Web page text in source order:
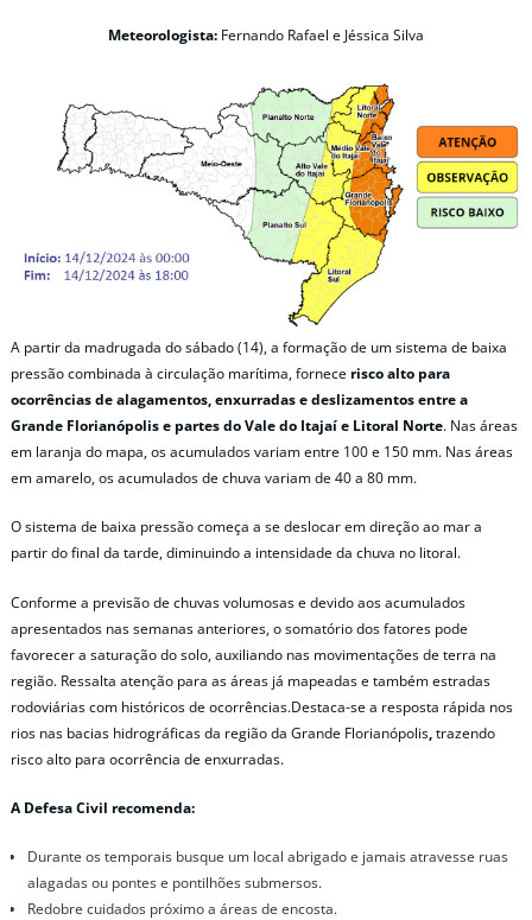
Meteorologista: Fernando Rafael e Jéssica Silva
A partir da madrugada do sábado (14), a formação de um sistema de baixa
pressão combinada à circulação marítima, fornece risco alto para
ocorrências de alagamentos, enxurradas e deslizamentos entre a
Grande Florianópolis e partes do Vale do Itajaí e Litoral Norte. Nas áreas
em laranja do mapa, os acumulados variam entre 100 e 150 mm. Nas áreas
em amarelo, os acumulados de chuva variam de 40 a 80 mm.
O sistema de baixa pressão começa a se deslocar em direção ao mar a
partir do final da tarde, diminuindo a intensidade da chuva no litoral.
Conforme a previsão de chuvas volumosas e devido aos acumulados
apresentados nas semanas anteriores, o somatório dos fatores pode
favorecer a saturação do solo, auxiliando nas movimentações de terra na
região. Ressalta atenção para as áreas já mapeadas e também estradas
rodoviárias com históricos de ocorrências.Destaca-se a resposta rápida nos
rios nas bacias hidrográficas da região da Grande Florianópolis,trazendo
risco alto para ocorrência de enxurradas.
A Defesa Civil recomenda:
Durante os temporais busque um local abrigado e jamais atravesse ruas
alagadas ou pontes e pontilhões submersos.
Redobre cuidados próximo a áreas de encosta.